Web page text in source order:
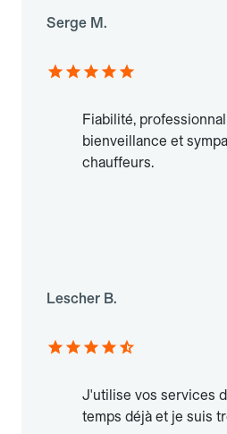
Serge M.
Fiabilité,
bienveillance et
chauffeurs.
Lescher B.
J'utilise vos services
temps déjà et je suis